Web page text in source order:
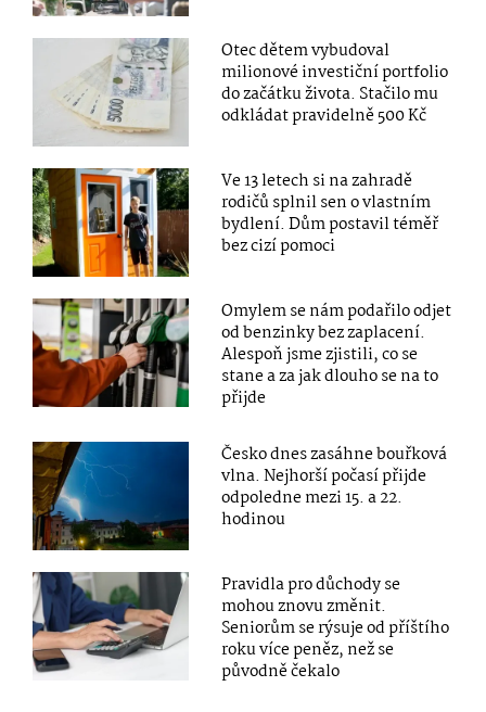
Otec dětem vybudoval
milionové investiční portfolio
do začátku života. Stačilo mu
odkládat pravidelně 500 Kč
Ve 13 letech si na zahradě
rodičů splnil sen o vlastním
bydlení. Dům postavil téměř
bez cizí pomoci
Omylem se nám podařilo odjet
od benzinky bez zaplacení.
Alespoň jsme zjistili, co se
stane a za jak dlouho se na to
přijde
Česko dnes zasáhne bouřková
vlna. Nejhorší počasí přijde
odpoledne mezi 15. a 22.
hodinou
Pravidla pro důchody se
mohou znovu změnit.
Seniorům se rýsuje od příštího
roku více peněz, než se
původně čekalo